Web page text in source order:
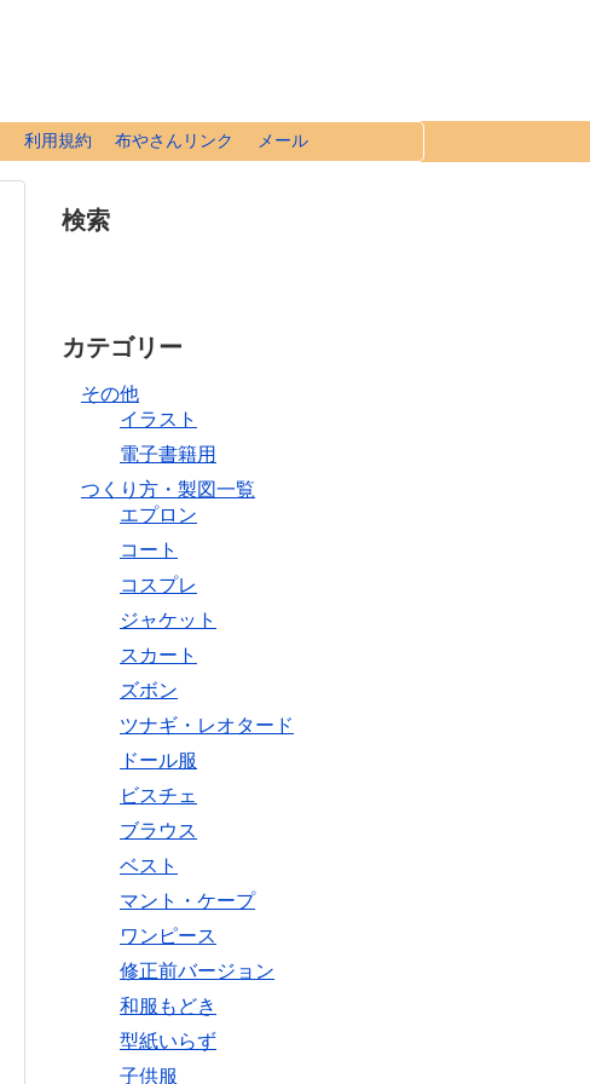
利用規約 布やさんリンク メール
検索
カテゴリー
その他
イラスト
電子書籍用
つくり方・製図一覧
エプロン
コート
コスプレ
ジャケット
スカート
ズボン
ツナギ・レオタード
ドール服
ビスチェ
ブラウス
ベスト
マント・ケープ
ワンピース
修正前バージョン
和服もどき
型紙いらず
子供服